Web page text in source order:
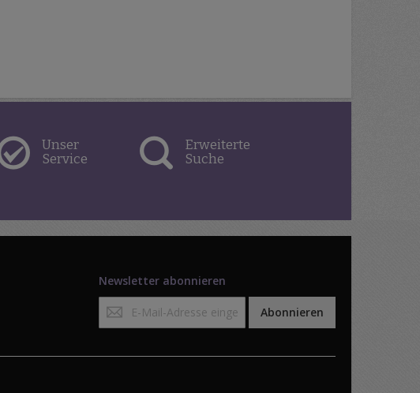
Unser
Service
Erweiterte
Suche
Newsletter abonnieren
zum
Abonnieren